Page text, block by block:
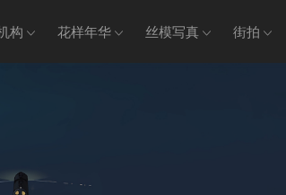
构 花样年华 丝模写真 街拍